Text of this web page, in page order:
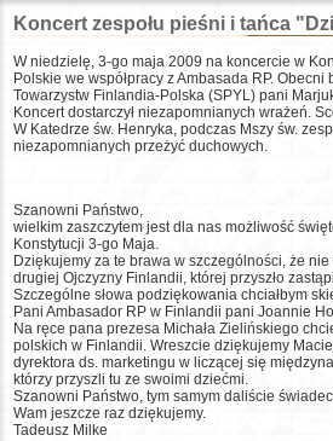
Koncert zespołu pieśni i tańca
W niedzielę, 3-go maja 2009 na koncercie w
Polskie we współpracy z Ambasada RP.
Towarzystw Finlandia-Polska (SPYL) pani
Koncert dostarczył niezapomnianych wrażeń.
W Katedrze św. Henryka, podczas Mszy św.
niezapomnianych przeżyć duchowych.
Szanowni Państwo,
wielkim zaszczytem jest dla nas możliwość
Konstytucji 3-go Maja.
Dziękujemy za te brawa w szczególności, że
drugiej Ojczyzny Finlandii, której przyszło
Szczególne słowa podziękowania chciałbym
Pani Ambasador RP w Finlandii pani Joannie
Na ręce pana prezesa Michała Zielińskiego
polskich w Finlandii. Wreszcie dziękujemy
dyrektora ds. marketingu w liczącej się
którzy przyszli tu ze swoimi dziećmi.
Szanowni Państwo, tym samym daliście
Wam jeszcze raz dziękujemy.
Tadeusz Milke